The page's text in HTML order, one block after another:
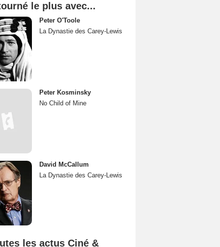
le plus avec...
Peter O'Toole
La Dynastie des Carey-Lewis
Peter Kosminsky
No Child of Mine
David McCallum
La Dynastie des Carey-Lewis
les actus Ciné &